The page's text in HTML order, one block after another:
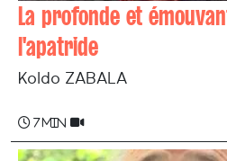
La profonde et
l'apatride
Koldo ZABALA
7 min